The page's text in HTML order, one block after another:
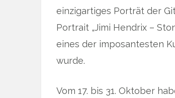
einzigartiges Porträt der
Portrait „Jimi Hendrix –
eines der imposantesten
wurde.
Vom 17. bis 31. Oktober